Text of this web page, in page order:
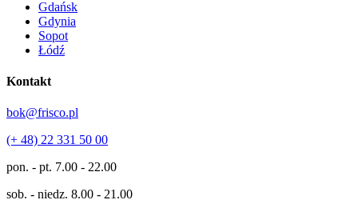
Gdańsk
Gdynia
Sopot
Łódź
Kontakt
bok@frisco.pl
(+ 48) 22 331 50 00
pon. - pt. 7.00 - 22.00
sob. - niedz. 8.00 - 21.00